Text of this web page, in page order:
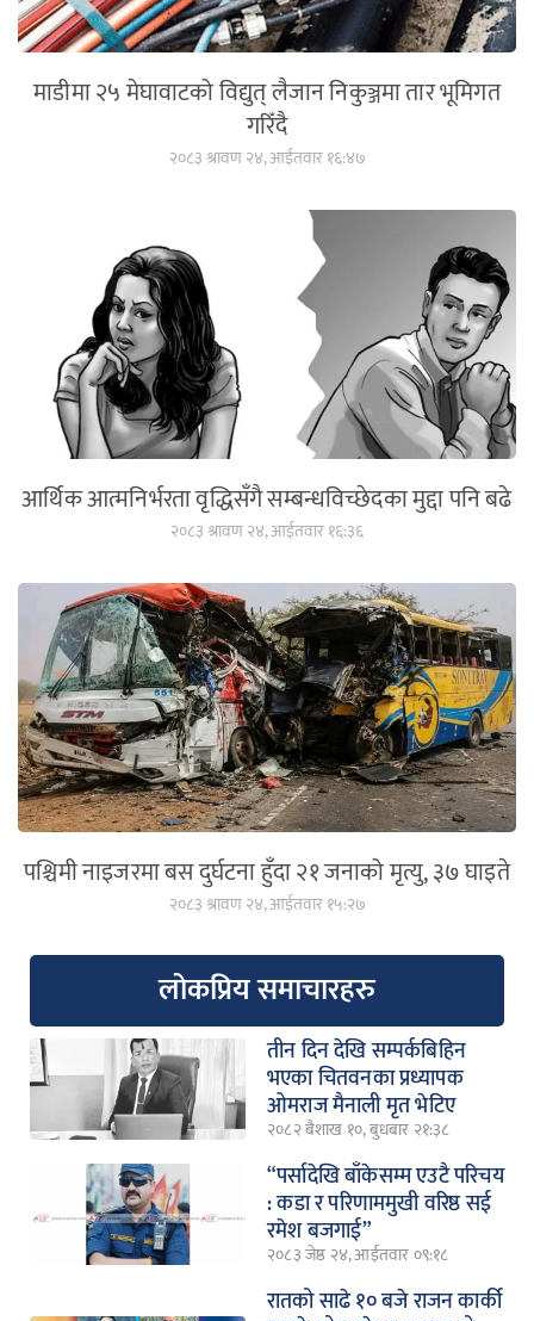
माडीमा २५ मेघावाटको विद्युत् लैजान निकुञ्जमा तार भूमिगत
गरिँदै
२०८३ श्रावण २४, आईतवार १६:४७
आर्थिक आत्मनिर्भरता वृद्धिसँगै सम्बन्धविच्छेदका मुद्दा पनि बढे
२०८३ श्रावण २४, आईतवार १६:३६
पश्चिमी नाइजरमा बस दुर्घटना हुँदा २१ जनाको मृत्यु, ३७ घाइते
२०८३ श्रावण २४, आईतवार १५:२७
लोकप्रिय समाचारहरु
तीन दिन देखि सम्पर्कबिहिन
भएका चितवनका प्रध्यापक
ओमराज मैनाली मृत भेटिए
२०८२ बैशाख १०, बुधबार २१:३८
“पर्सादेखि बाँकेसम्म एउटै परिचय
: कडा र परिणाममुखी वरिष्ठ सई
रमेश बजगाई”
२०८३ जेष्ठ २४, आईतवार ०९:१८
रातको साढे १० बजे राजन कार्की